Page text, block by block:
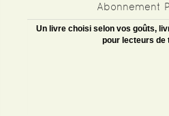
Abonnement
Un livre choisi selon vos goûts,
pour lecteurs de